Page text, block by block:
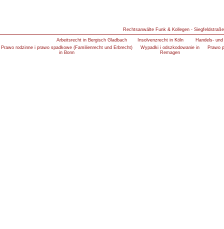
Rechtsanwälte Funk & Kollegen -
Arbeitsrecht in Bergisch Gladbach Insolvenzrecht in Köln
Handels-
Prawo rodzinne i prawo spadkowe (Familienrecht und Erbrecht)
in Bonn
Wypadki i odszkodowanie in
Remagen
Prawo